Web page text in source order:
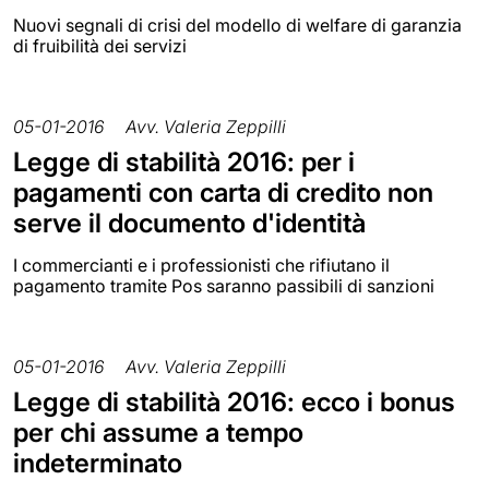
Nuovi segnali di crisi del modello di welfare di garanzia
di fruibilità dei servizi
05-01-2016 Avv. Valeria Zeppilli
Legge di stabilità 2016: per i
pagamenti con carta di credito non
serve il documento d'identità
I commercianti e i professionisti che rifiutano il
pagamento tramite Pos saranno passibili di sanzioni
05-01-2016 Avv. Valeria Zeppilli
Legge di stabilità 2016: ecco i bonus
per chi assume a tempo
indeterminato